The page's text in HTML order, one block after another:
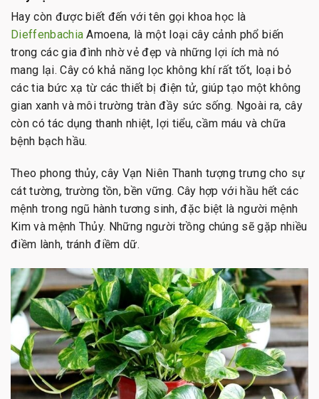
Hay còn được biết đến với tên gọi khoa học là
Dieffenbachia Amoena, là một loại cây cảnh phổ biến
trong các gia đình nhờ vẻ đẹp và những lợi ích mà nó
mang lại. Cây có khả năng lọc không khí rất tốt, loại bỏ
các tia bức xạ từ các thiết bị điện tử, giúp tạo một không
gian xanh và môi trường tràn đầy sức sống. Ngoài ra, cây
còn có tác dụng thanh nhiệt, lợi tiểu, cầm máu và chữa
bệnh bạch hầu.
Theo phong thủy, cây Vạn Niên Thanh tượng trưng cho sự
cát tường, trường tồn, bền vững. Cây hợp với hầu hết các
mệnh trong ngũ hành tương sinh, đặc biệt là người mệnh
Kim và mệnh Thủy. Những người trồng chúng sẽ gặp nhiều
điềm lành, tránh điềm dữ.